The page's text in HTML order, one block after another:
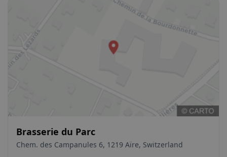
Brasserie du Parc
Chem. des Campanules 6, 1219 Aïre, Switzerland